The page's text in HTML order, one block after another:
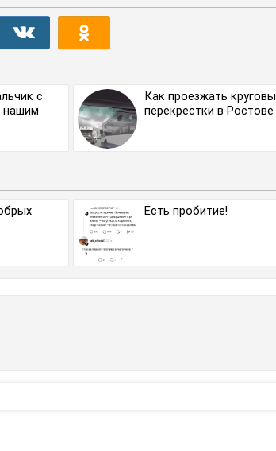
с
нашим
Как проезжать
перекрестки в Ростове
Есть пробитие!